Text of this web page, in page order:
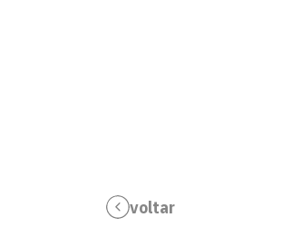
voltar